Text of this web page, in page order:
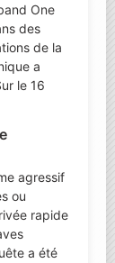
One
des
de la
a
le 16
agressif
ou
rapide
a été